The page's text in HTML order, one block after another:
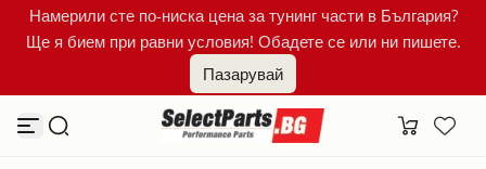
К
ъ
ъ
д
ъ
Намерили сте по-ниска цена за тунинг части в България?
Ще я бием при равни условия! Обадете се или ни пишете.
Пазарувай